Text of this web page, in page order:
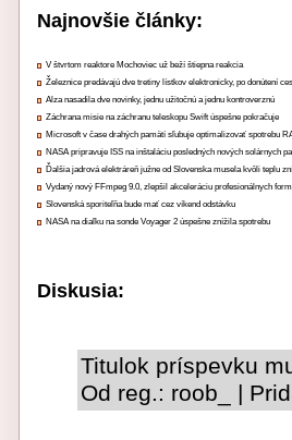
Najnovšie články:
V štvrtom reaktore Mochoviec už beží štiepna reakcia
Železnice predávajú dve tretiny lístkov elektronicky, po donútení
Alza nasadila dve novinky, jednu užitočnú a jednu kontroverznú
Záchrana misie na záchranu teleskopu Swift úspešne pokračuje
Microsoft v čase drahých pamätí sľubuje optimalizovať spotrebu
NASA pripravuje ISS na inštaláciu posledných nových solárnych
Ďalšia jadrová elektráreň južne od Slovenska musela kvôli teplu
Vydaný nový FFmpeg 9.0, zlepšil akceleráciu profesionálnych
Slovenská sporiteľňa bude mať cez víkend odstávku
NASA na diaľku na sonde Voyager 2 úspešne znížila spotrebu
Diskusia:
Titulok príspevku
Od reg.: roob_ |